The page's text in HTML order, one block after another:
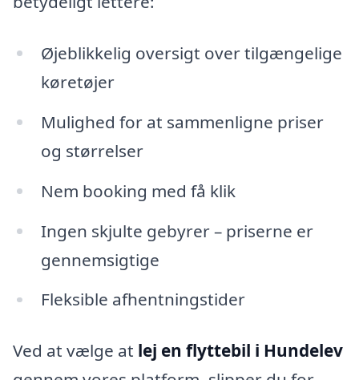
Øjeblikkelig oversigt over tilgængelige
køretøjer
Mulighed for at sammenligne priser
og størrelser
Nem booking med få klik
Ingen skjulte gebyrer – priserne er
gennemsigtige
Fleksible afhentningstider
Ved at vælge at lej en flyttebil i Hundelev